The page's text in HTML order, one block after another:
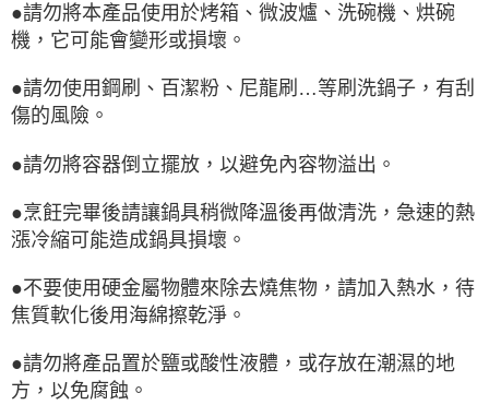
●請勿將本產品使用於烤箱、微波爐、洗碗機、烘碗
機，它可能會變形或損壞。
●請勿使用鋼刷、百潔粉、尼龍刷…等刷洗鍋子，有刮
傷的風險。
●請勿將容器倒立擺放，以避免內容物溢出。
●烹飪完畢後請讓鍋具稍微降溫後再做清洗，急速的熱
漲冷縮可能造成鍋具損壞。
●不要使用硬金屬物體來除去燒焦物，請加入熱水，待
焦質軟化後用海綿擦乾淨。
●請勿將產品置於鹽或酸性液體，或存放在潮濕的地
方，以免腐蝕。